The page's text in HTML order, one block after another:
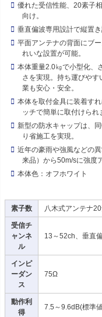
優れた受信性能、20素子
向け。
垂直偏波専用設計で縦置
平面アンテナの背面にブ
れいな設置が可能。
本体重量2.0㎏で小型化、
さを実現。持ち運びや
業も安心・安全。
本体を取付金具に装着す
ッチで簡単に取付けられ
新型の防水キャップは、
り省施工を実現。
近年の豪雨や強風などの
来品）から50m/sに強度
本体色：オフホワイト
素子数 八木式アンテナ
受信チ
ャンネ
ル
13～52ch、垂直
インピ
ーダン
ス
75Ω
動作利
得
7.5～9.6dB(標準